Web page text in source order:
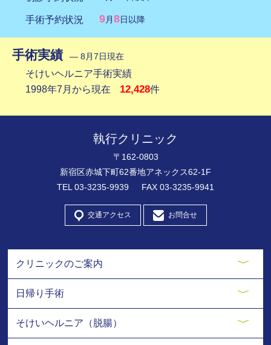
手術予約状況 9月8日以降
手術実績 ― 8月7日現在
そけいヘルニア手術実績
1998年7月から現在
12,428件
執行クリニック
〒162-0803
新宿区赤城下町62番地アネックス62-1F
TEL03-3235-9939 FAX 03-3235-9941
交通アクセス お問合せ
クリニックのご案内
日帰り手術
そけいヘルニア（脱腸）